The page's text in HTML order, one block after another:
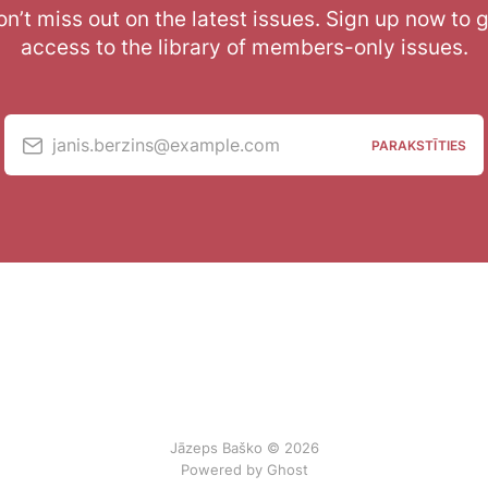
miss out on the latest issues. Sign up now to
access to the library of members-only issues.
janis.berzins@example.com PARAKSTĪTIES
Jāzeps Baško © 2026
Powered by Ghost